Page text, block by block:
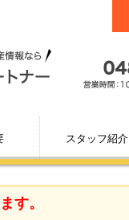
スタッフ紹介
す。